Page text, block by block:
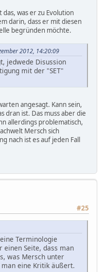
was er zu Evolution
darin, dass er mit diesen
begründen möchte.
2012, 14:20:09
jedwede Disussion
mit der "SET"
angesagt. Kann sein,
dran ist. Das muss aber die
allerdings problematisch,
Mersch sich
nach ist es auf jeden Fall
#25
Terminologie
Seite, dass man
was Mersch unter
eine Kritik äußert.